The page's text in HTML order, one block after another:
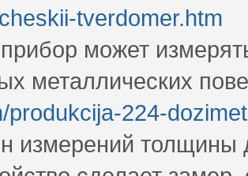
tverdomer.htm
может
металлических
produkcija-224-
измерений толщины